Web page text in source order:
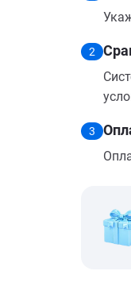
2
3